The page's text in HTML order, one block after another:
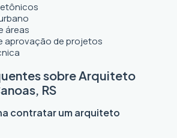
áreas
aprovação de projetos
sobre Arquiteto
RS
contratar um arquiteto